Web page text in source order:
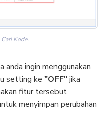
Kode.
anda ingin menggunakan
setting ke "OFF"jika
fitur tersebut
menyimpan perubahan